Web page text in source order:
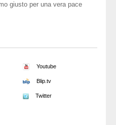
giusto per una vera pace
Youtube
Blip.tv
Twitter